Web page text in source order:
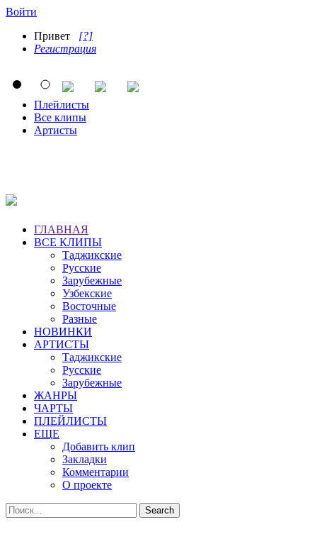
Войти
Привет [?]
Регистрация
Плейлисты
Все клипы
Артисты
ГЛАВНАЯ
ВСЕ КЛИПЫ
Таджикские
Русские
Зарубежные
Узбекские
Восточные
Разные
НОВИНКИ
АРТИСТЫ
Таджикские
Русские
Зарубежные
ЖАНРЫ
ЧАРТЫ
ПЛЕЙЛИСТЫ
ЕЩЕ
Добавить клип
Закладки
Комментарии
О проекте